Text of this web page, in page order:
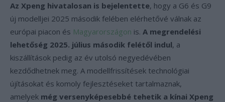
Az Xpeng hivatalosan is bejelentette, hogy a G6 és G9
új modelljei 2025 második felében elérhetővé válnak az
európai piacon és Magyarországon is. A megrendelési
lehetőség 2025. július második felétől indul, a
kiszállítások pedig az év utolsó negyedévében
kezdődhetnek meg. A modellfrissítések technológiai
újításokat és komoly fejlesztéseket tartalmaznak,
amelyek még versenyképesebbé tehetik a kínai Xpeng